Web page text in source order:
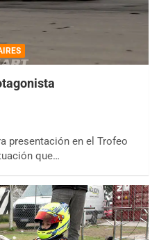
presentación en el Trofeo
que…